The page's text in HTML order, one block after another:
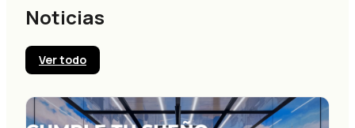
Noticias
Ver todo